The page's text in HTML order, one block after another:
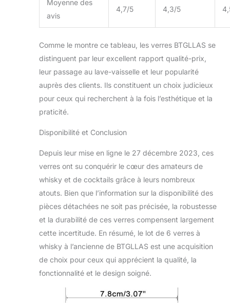
Moyenne des
avis
4,7/5 4,3/5
Comme le montre ce tableau, les verres BTGLLAS se
distinguent par leur excellent rapport qualité-prix,
leur passage au lave-vaisselle et leur popularité
auprès des clients. Ils constituent un choix judicieux
pour ceux qui recherchent à la fois l’esthétique et la
praticité.
Disponibilité et Conclusion
Depuis leur mise en ligne le 27 décembre 2023, ces
verres ont su conquérir le cœur des amateurs de
whisky et de cocktails grâce à leurs nombreux
atouts. Bien que l’information sur la disponibilité des
pièces détachées ne soit pas précisée, la robustesse
et la durabilité de ces verres compensent largement
cette incertitude. En résumé, le lot de 6 verres à
whisky à l’ancienne de BTGLLAS est une acquisition
de choix pour ceux qui apprécient la qualité, la
fonctionnalité et le design soigné.